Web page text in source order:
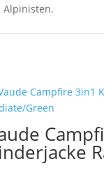
Alpinisten.